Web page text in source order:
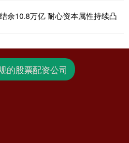
余10.8万亿 耐心资本属性持续凸
的股票配资公司